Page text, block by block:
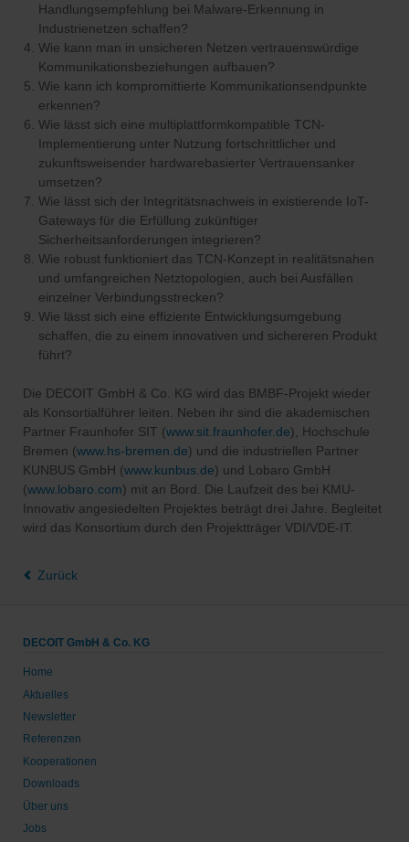
Handlungsempfehlung bei Malware-Erkennung in
Industrienetzen schaffen?
Wie kann man in unsicheren Netzen vertrauenswürdige
Kommunikationsbeziehungen aufbauen?
Wie kann ich kompromittierte Kommunikationsendpunkte
erkennen?
Wie lässt sich eine multiplattformkompatible TCN-
Implementierung unter Nutzung fortschrittlicher und
zukunftsweisender hardwarebasierter Vertrauensanker
umsetzen?
Wie lässt sich der Integritätsnachweis in existierende IoT-
Gateways für die Erfüllung zukünftiger
Sicherheitsanforderungen integrieren?
Wie robust funktioniert das TCN-Konzept in realitätsnahen
und umfangreichen Netztopologien, auch bei Ausfällen
einzelner Verbindungsstrecken?
Wie lässt sich eine effiziente Entwicklungsumgebung
schaffen, die zu einem innovativen und sichereren Produkt
führt?
Die DECOIT GmbH & Co. KG wird das BMBF-Projekt wieder
als Konsortialführer leiten. Neben ihr sind die akademischen
Partner Fraunhofer SIT (www.sit.fraunhofer.de), Hochschule
Bremen (www.hs-bremen.de) und die industriellen Partner
KUNBUS GmbH (www.kunbus.de) und Lobaro GmbH
(www.lobaro.com) mit an Bord. Die Laufzeit des bei KMU-
Innovativ angesiedelten Projektes beträgt drei Jahre. Begleitet
wird das Konsortium durch den Projektträger VDI/VDE-IT.
Zurück
DECOIT GmbH & Co. KG
Home
Aktuelles
Newsletter
Referenzen
Kooperationen
Downloads
Über uns
Jobs